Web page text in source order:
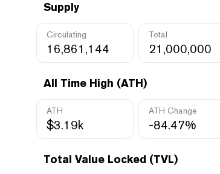
Supply
Circulating
16,861,144
Total
21,000,000
All Time High (ATH)
ATH
$3.19k
ATH Change
-84.47%
Total Value Locked (TVL)